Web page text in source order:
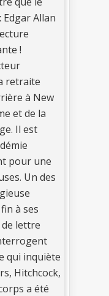
Allan
!
retraite
à New
et de la
Il est
pour une
Un des
à ses
de lettre
qui inquiète
Hitchcock,
a été